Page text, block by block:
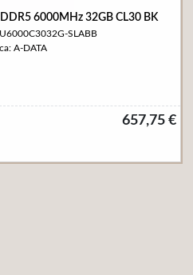
6000MHz 32GB CL30 BK
SLABB
A-DATA
657,75 €